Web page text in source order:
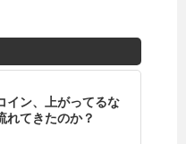
イン、上がってるな
れてきたのか？